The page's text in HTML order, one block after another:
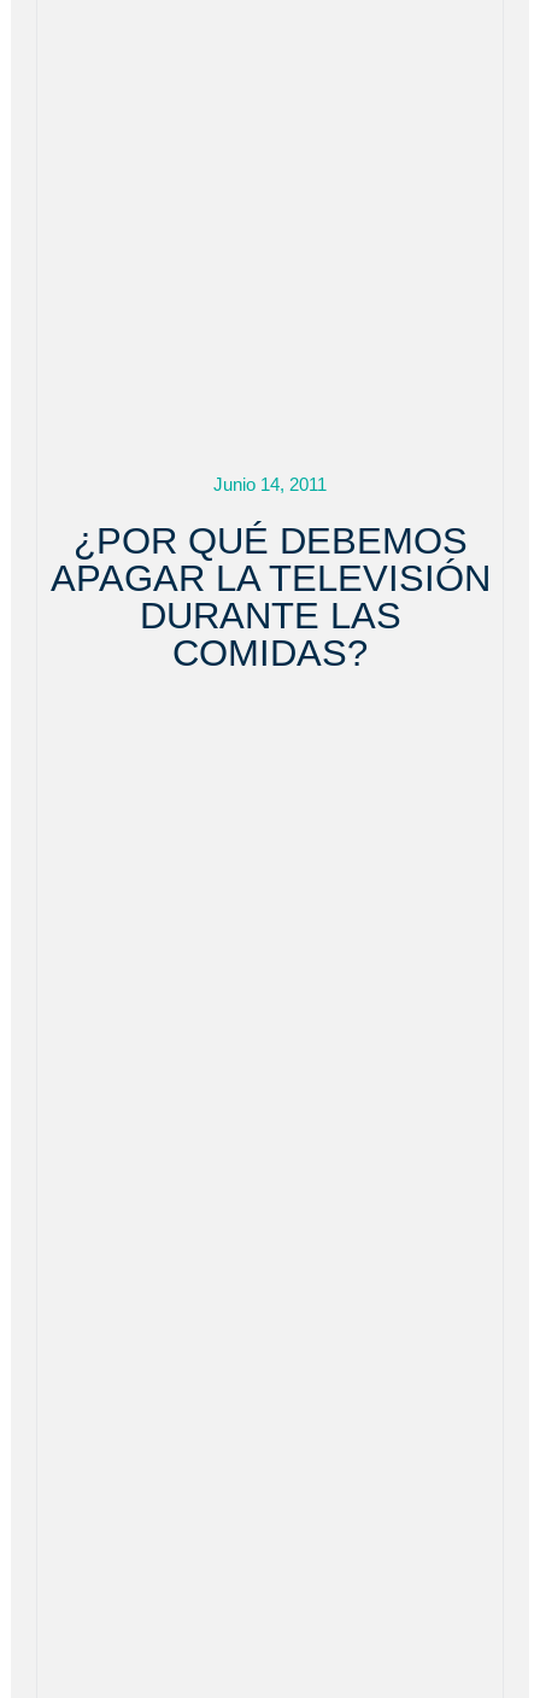
Junio 14, 2011
¿POR QUÉ DEBEMOS
APAGAR LA TELEVISIÓN
DURANTE LAS
COMIDAS?